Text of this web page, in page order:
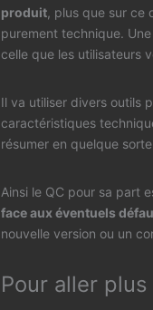
produit, plus que sur ce
purement technique.
celle que les utilisateurs
Il va utiliser divers outils
caractéristiques
résumer en quelque
Ainsi le QC pour sa part
face aux éventuels
nouvelle version ou un
Pour aller plus